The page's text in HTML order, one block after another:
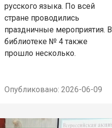
русского языка. По всей
стране проводились
праздничные мероприятия. В
библиотеке № 4 также
прошло несколько.
Опубликовано: 2026-06-09